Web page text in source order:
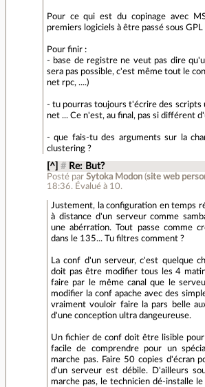
Pour ce qui est du copinage avec
premiers logiciels à être passé sous GPL
Pour finir :
- base de registre ne veut pas dire
sera pas possible, c'est même tout le
net rpc, ....)
- tu pourras toujours t'écrire des scripts
net ... Ce n'est, au final, pas si différent
- que fais-tu des arguments sur la
clustering ?
[^] # Re: But?
Posté parSytoka Modon (site web
18:36. Évalué à 10.
Justement, la configuration en temps
à distance d'un serveur comme
une abérration. Tout passe comme
dans le 135... Tu filtres comment ?
La conf d'un serveur, c'est quelque
doit pas être modifier tous les 4
faire par le même canal que le
modifier la conf apache avec des
vraiment vouloir faire la pars belle
d'une conception ultra dangeureuse.
Un fichier de conf doit être lisible
facile de comprendre pour un
marche pas. Faire 50 copies d'écran
d'un serveur est débile. D'ailleurs
marche pas, le technicien dé-installe